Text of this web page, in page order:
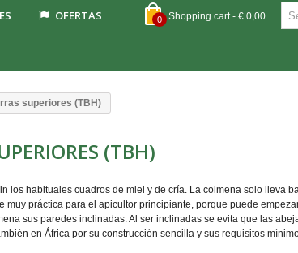
0 Shopping cart - € 0,00
OFERTAS
superiores (TBH)
(TBH)
los habituales cuadros de miel y de cría. La colmena solo lleva
muy práctica para el apicultor principiante, porque puede
sus paredes inclinadas. Al ser inclinadas se evita que las
en África por su construcción sencilla y sus requisitos